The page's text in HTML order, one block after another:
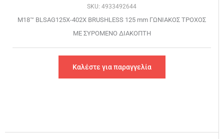
SKU: 4933492644
M18™ BLSAG125X-402X BRUSHLESS 125 mm ΓΩΝΙΑΚΟΣ ΤΡΟΧΟΣ
ΜΕ ΣΥΡΟΜΕΝΟ ΔΙΑΚΟΠΤΗ
Καλέστε για παραγγελία